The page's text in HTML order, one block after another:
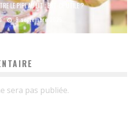
LE PIPI AU LIT : EST-CE UTILE ?
9 septembre 2025
sera pas publiée.